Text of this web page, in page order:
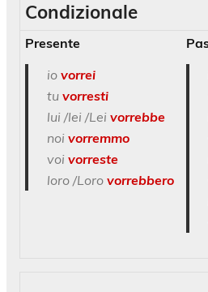
Condizionale
Presente
io vorrei
tu vorresti
lui /lei /Lei vorrebbe
noi vorremmo
voi vorreste
loro /Loro vorrebbero